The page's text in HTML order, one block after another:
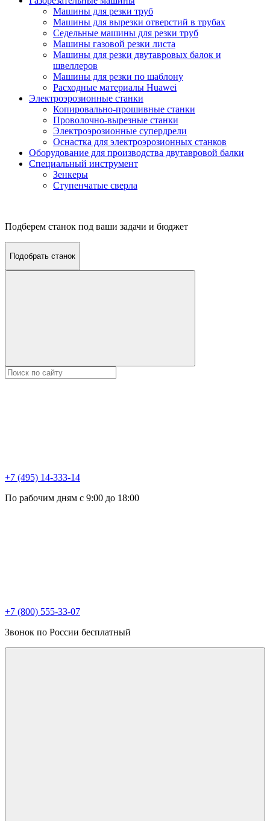
Машины для резки труб
Машины для вырезки отверстий в трубах
Седельные машины для резки труб
Машины газовой резки листа
Машины для резки двутавровых балок и
швеллеров
Машины для резки по шаблону
Расходные материалы Huawei
Электроэрозионные станки
Копировально-прошивные станки
Проволочно-вырезные станки
Электроэрозионные супердрели
Оснастка для электроэрозионных станков
Оборудование для производства двутавровой балки
Специальный инструмент
Зенкеры
Ступенчатые сверла
Подберем станок под ваши задачи и бюджет
Подобрать станок
+7 (495) 14-333-14
По рабочим дням с 9:00 до 18:00
+7 (800) 555-33-07
Звонок по России бесплатный